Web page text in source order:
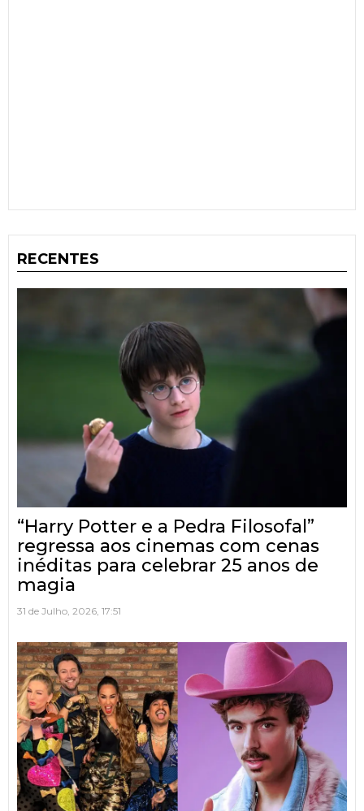
RECENTES
“Harry Potter e a Pedra Filosofal”
regressa aos cinemas com cenas
inéditas para celebrar 25 anos de
magia
31 de Julho, 2026, 17:51